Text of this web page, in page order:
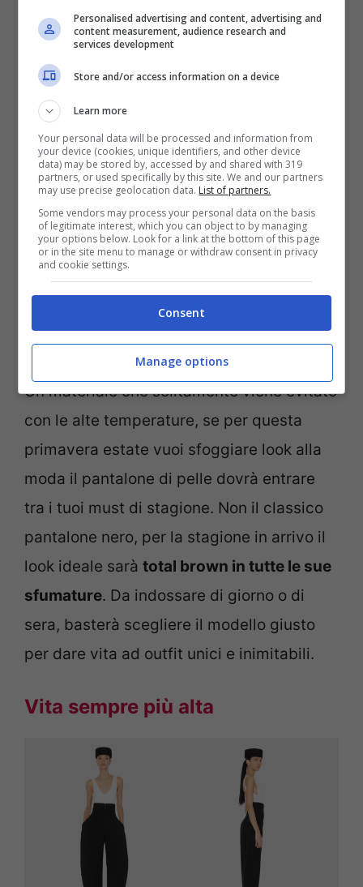
brillante.
Effetto pelle total… brown
i pantaloni di tendenza della primavera estate 2024 –
pourfemme.it (fonte foto mytheresa.com)
Un materiale che solitamente viene evitato
con le alte temperature, se per questa
primavera estate vuoi sfoggiare look alla
moda il pantalone di pelle dovrà entrare
tra i tuoi must di stagione. Non il classico
pantalone nero, per la stagione in arrivo il
look ideale sarà total brown in tutte le sue
sfumature. Da indossare di giorno o di
sera, basterà scegliere il modello giusto
per dare vita ad outfit unici e inimitabili.
Vita sempre più alta
Personalised advertising and content, advertising and
content measurement, audience research and
services development
Store and/or access information on a device
Learn more
Your personal data will be processed and information from
your device (cookies, unique identifiers, and other device
data) may be stored by, accessed by and shared with 319
partners, or used specifically by this site. We and our partners
may use precise geolocation data. List of partners.
Some vendors may process your personal data on the basis
of legitimate interest, which you can object to by managing
your options below. Look for a link at the bottom of this page
or in the site menu to manage or withdraw consent in privacy
and cookie settings.
Consent
Manage options